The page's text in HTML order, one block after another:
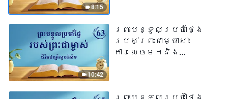
8:15
10:42
ព្រះបន្ទូលប្រចាំថ្ងៃ
របស់ព្រះជាម្ចាស់៖
ការលេចមកនិង
ព្រះបន្ទូលប្រចាំថ្ងៃ